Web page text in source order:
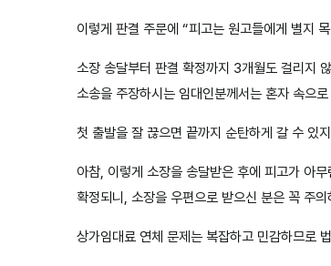
이렇게 판결 주문에 “피고는 원고들에게 별지
소장 송달부터 판결 확정까지 3개월도 걸리지
소송을 주장하시는 임대인분께서는 혼자 속으
첫 출발을 잘 끊으면 끝까지 순탄하게 갈 수 있
아참, 이렇게 소장을 송달받은 후에 피고가 아
확정되니, 소장을 우편으로 받으신 분은 꼭 주의
상가임대료 연체 문제는 복잡하고 민감하므로